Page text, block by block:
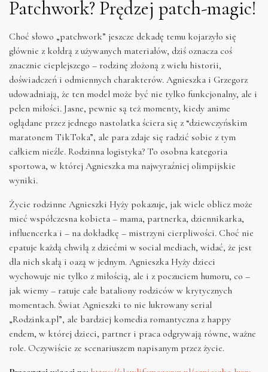
Patchwork? Prędzej patch-magic!
Choć słowo „patchwork” jeszcze dekadę temu kojarzyło się
głównie z kołdrą z używanych materiałów, dziś oznacza coś
znacznie cieplejszego – rodzinę złożoną z wielu historii,
doświadczeń i odmiennych charakterów. Agnieszka i Grzegorz
udowadniają, że ten model może być nie tylko funkcjonalny, ale i
pełen miłości. Jasne, pewnie są też momenty, kiedy anime
oglądane przez jednego nastolatka ściera się z “dziewczyńskim
maratonem TikToka”, ale para zdaje się radzić sobie z tym
całkiem nieźle. Rodzinna logistyka? To osobna kategoria
sportowa, w której Agnieszka ma najwyraźniej olimpijskie
wyniki.
Życie rodzinne Agnieszki Hyży pokazuje, jak wiele oblicz może
mieć współczesna kobieta – mama, partnerka, dziennikarka,
influencerka i – na dokładkę – mistrzyni cierpliwości. Choć nie
epatuje każdą chwilą z dziećmi w social mediach, widać, że jest
dla nich skałą i oazą w jednym. Agnieszka Hyży dzieci
wychowuje nie tylko z miłością, ale i z poczuciem humoru, co –
jak wiemy – ratuje całe bataliony rodziców w krytycznych
momentach. Świat Agnieszki to nie lukrowany serial
„Rodzinka.pl”, ale bardziej komedia romantyczna z happy
endem, w której dzieci, partner i praca odgrywają równe, ważne
role. Oczywiście ze scenariuszem napisanym przez życie.